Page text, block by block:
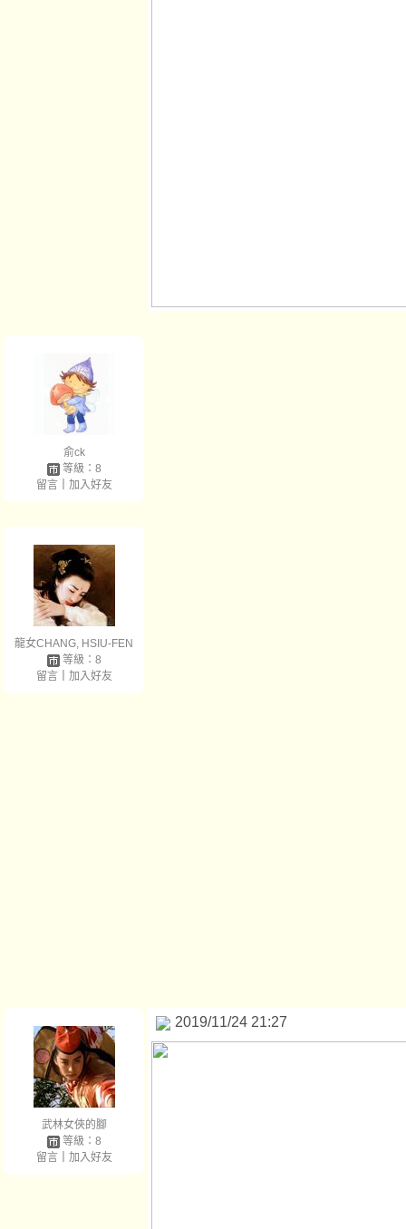
俞ck
等級：8
留言｜ 加入好友
龍女CHANG, HSIU-FEN
等級：8
留言｜ 加入好友
武林女俠的腳
等級：8
留言｜ 加入好友
2019/11/24 21:27